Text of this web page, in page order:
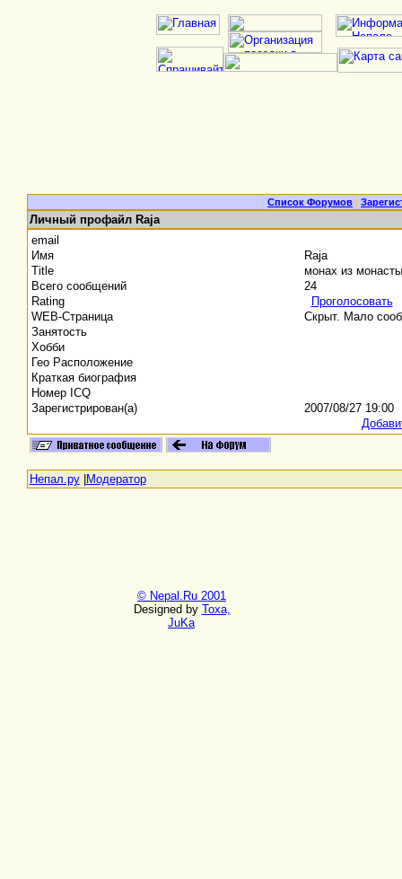
Список Форумов |
Личный профайл Raja
email
Имя
Raja
Title
монах из
Всего сообщений
24
Rating
Проголосовать
WEB-Страница
Скрыт. Мало
Занятость
Хобби
Гео Расположение
Краткая биография
Номер ICQ
Зарегистрирован(а)
2007/08/27 19:00
Непал.ру| Модератор
© Nepal.Ru 2001
Designed by Toxa,
JuKa